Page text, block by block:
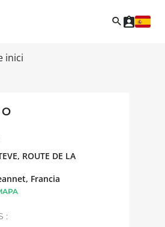
inici
ROUTE DE LA
, Francia
: